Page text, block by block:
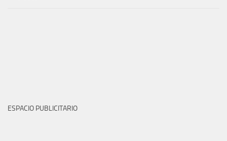
ESPACIO PUBLICITARIO